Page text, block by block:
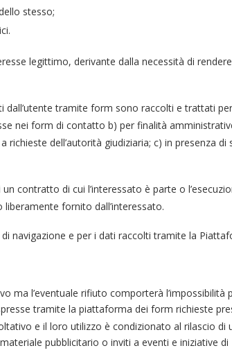
stesso;
legittimo, derivante dalla necessità di
tramite form sono raccolti e trattati
nei form di contatto b) per finalità
dell’autorità giudiziaria; c) in presenza
contratto di cui l’interessato è parte o
fornito dall’interessato.
navigazione e per i dati raccolti tramite la
ma l’eventuale rifiuto comporterà
tramite la piattaforma dei form richieste
e il loro utilizzo è condizionato al rilascio di
pubblicitario o inviti a eventi e iniziative di